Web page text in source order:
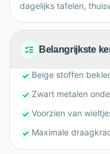
dagelijks tafelen,
Belangrijkste
Beige stoffen
Zwart metalen
Voorzien van
Maximale